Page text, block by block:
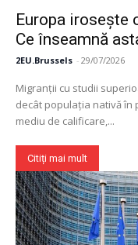
Europa irosește
Ce înseamnă
2EU.Brussels - 29/07/2026
Migranții cu studii
decât populația nativă în
mediu de calificare,...
Citiți mai mult